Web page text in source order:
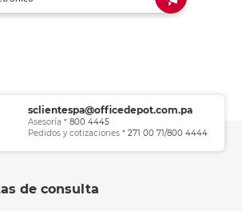
sclientespa@officedepot.com.pa
Asesoría * 800 4445
Pedidos y cotizaciones * 271 00 71/800 4444
de consulta